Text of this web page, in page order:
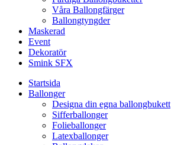
Våra Ballongfärger
Ballongtyngder
Maskerad
Event
Dekoratör
Smink SFX
Startsida
Ballonger
Designa din egna ballongbukett
Sifferballonger
Folieballonger
Latexballonger